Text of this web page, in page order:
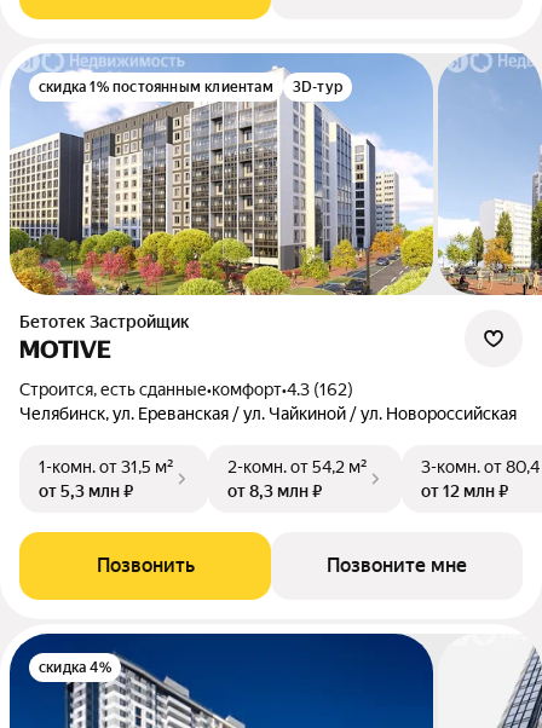
скидка 1% постоянным клиентам 3D-тур
Бетотек Застройщик
MOTIVE
Строится, есть сданные•комфорт•4.3 (162)
Челябинск, ул. Ереванская / ул. Чайкиной / ул. Новороссийская
1-комн.от 31,5 м²
от 5,3 млн ₽
2-комн.от 54,2 м²
от 8,3 млн ₽
3-комн.от
от 12 млн ₽
Позвонить Позвоните мне
скидка 4%